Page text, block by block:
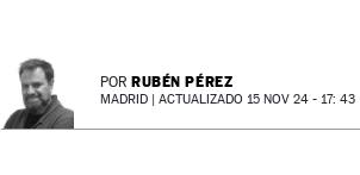
POR RUBÉN PÉREZ
MADRID | ACTUALIZADO 15 NOV 24 - 17: 43